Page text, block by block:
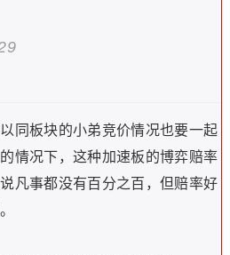
同板块的小弟竞价情况也要一起
情况下，这种加速板的博弈赔率
凡事都没有百分之百，但赔率好